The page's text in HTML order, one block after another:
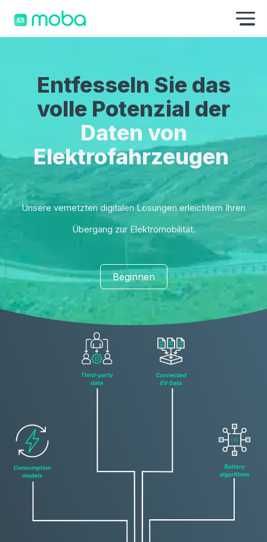
Entfesseln Sie das
volle Potenzial der
Daten von
Elektrofahrzeugen
Unsere vernetzten digitalen Lösungen erleichtern Ihren
Übergang zur Elektromobilität.
Beginnen